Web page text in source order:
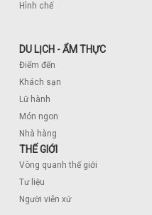
Hình chế
DU LỊCH - ẨM THỰC
Điểm đến
Khách sạn
Lữ hành
Món ngon
Nhà hàng
THẾ GIỚI
Vòng quanh thế giới
Tư liệu
Người viễn xứ